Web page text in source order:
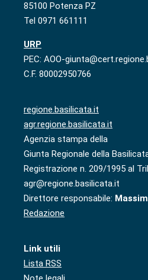
85100 Potenza PZ
Tel 0971 661111
URP
PEC: AOO-
C.F. 80002950766
regione.basilicata.it
agr.regione.basilicata.it
Agenzia stampa della
Giunta Regionale della
Registrazione n. 209/1995 al
agr@regione.basilicata.it
Direttore responsabile:
Redazione
Link utili
Lista RSS